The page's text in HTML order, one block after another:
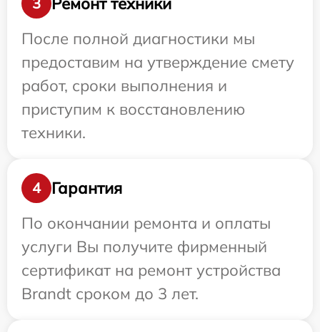
После полной диагностики мы
предоставим на утверждение смету
работ, сроки выполнения и
приступим к восстановлению
техники.
4
Гарантия
По окончании ремонта и оплаты
услуги Вы получите фирменный
сертификат на ремонт устройства
Brandt сроком до 3 лет.